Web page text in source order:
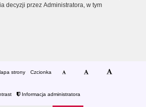
decyzji przez Administratora, w tym
strony Czcionka
Informacja administratora